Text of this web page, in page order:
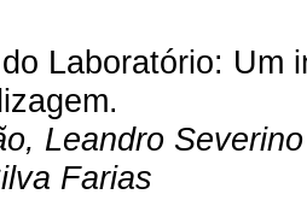
Laboratório: Um
Leandro
Farias